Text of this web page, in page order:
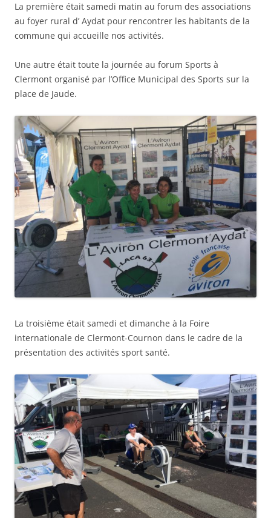
La première était samedi matin au forum des associations
au foyer rural d’ Aydat pour rencontrer les habitants de la
commune qui accueille nos activités.
Une autre était toute la journée au forum Sports à
Clermont organisé par l’Office Municipal des Sports sur la
place de Jaude.
La troisième était samedi et dimanche à la Foire
internationale de Clermont-Cournon dans le cadre de la
présentation des activités sport santé.